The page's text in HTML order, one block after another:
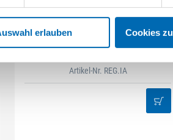
erlauben Cookies
Innenausbau Regal-Set
Artikel-Nr. REG.IA